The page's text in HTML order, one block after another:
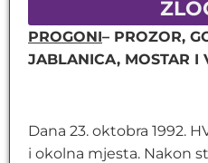
PROGONI– PROZOR,
JABLANICA, MOSTAR I
Dana 23. oktobra 1992.
i okolna mjesta. Nakon